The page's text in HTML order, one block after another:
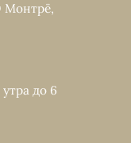
Монтрё,
до 6